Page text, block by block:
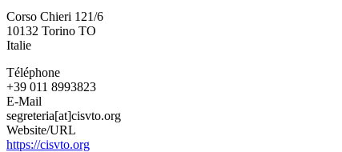
Comunità
Impegno
Corso Chieri 121/6
10132 Torino TO
Italie
Téléphone
+39 011 8993823
E-Mail
segreteria[at]cisvto.org
Website/URL
https://cisvto.org